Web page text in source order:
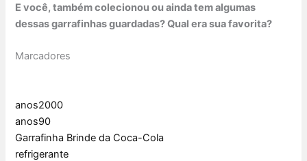
E você, também colecionou ou ainda tem algumas
dessas garrafinhas guardadas? Qual era sua favorita?
Marcadores
anos2000
anos90
Garrafinha Brinde da Coca-Cola
refrigerante